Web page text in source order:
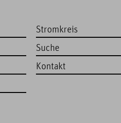
Stromkreis
Kontakt